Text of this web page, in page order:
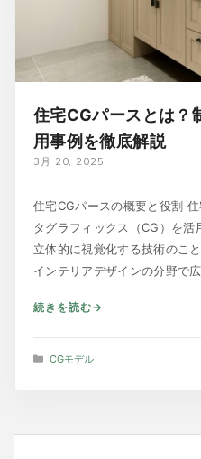
住宅CGパースとは？
用事例を徹底解説
3月 20, 2025
住宅CGパースの概要と役割
タグラフィックス（CG）を
立体的に視覚化する技術のこ
インテリアデザインの分野で
続きを読む
カ
CGモデル